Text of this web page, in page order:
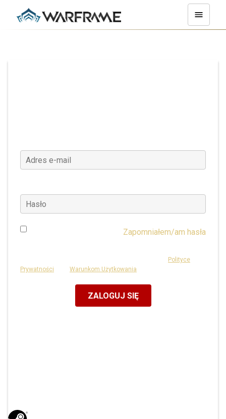
Zapomniałem/am hasła
Polityce
Prywatności
Warunkom Użytkowania